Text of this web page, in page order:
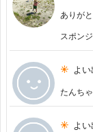
ありが
スポンジ
よ
たんち
よ